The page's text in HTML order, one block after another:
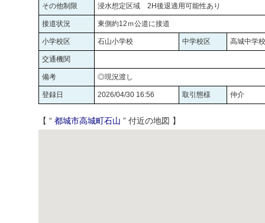
その他制限 浸水想定区域 2H後退適用可能性あり
接道状況 東側約12ｍ公道に接道
小学校区 石山小学校 中学校区 高城中学校
交通機関
備考 ◎現況渡し
登録日 2026/04/30 16:56 取引態様 仲介
【 “ 都城市高城町石山 ” 付近の地図 】